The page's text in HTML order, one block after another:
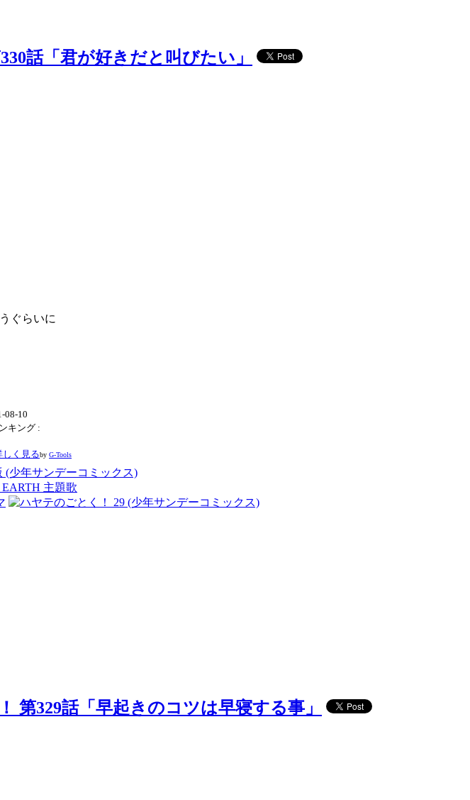
話「君が好きだと叫びたい」
ぐらいに
08-10
キング :
しく見るby G-Tools
329話「早起きのコツは早寝する事」